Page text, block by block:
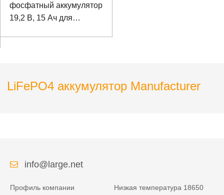
фосфатный аккумулятор
19,2 В, 15 Ач для
LiFePO4 аккумулятор Manufacturer
info@large.net
Профиль компании
Низкая температура 18650